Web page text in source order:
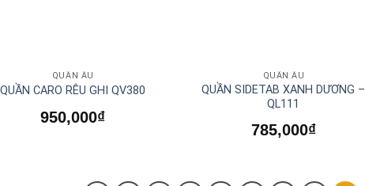
QUẦN ÂU
QUẦN CARO RÊU GHI QV380
950,000₫
QUẦN ÂU
QUẦN SIDETAB XANH DƯƠNG –
QL111
785,000₫